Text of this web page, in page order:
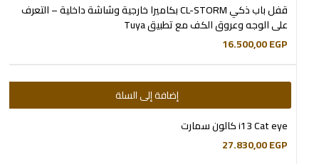
قفل باب ذكي CL-STORM بكاميرا خارجية وشاشة داخلية – التعرف
على الوجه وعروق الكف مع تطبيق Tuya
16.500,00EGP
إضافة إلى السلة
i13 Cat eye كالون سمارت
27.830,00EGP